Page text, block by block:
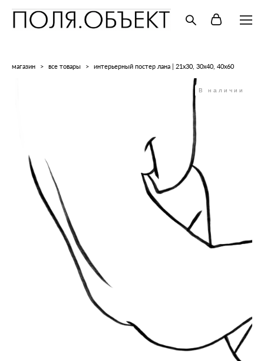
магазин > все товары > интерьерный постер лана | 21x30, 30х40, 40x60
В наличии